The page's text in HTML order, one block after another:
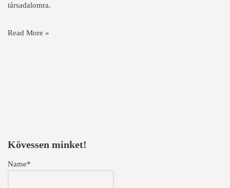
társadalomra.
Read More »
Kövessen minket!
Name*